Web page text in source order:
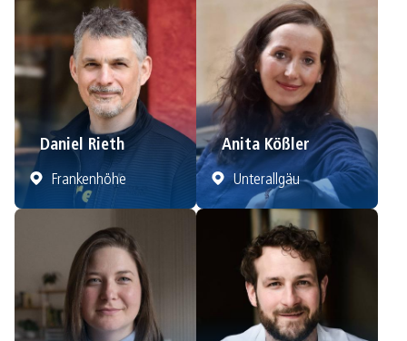
Daniel Rieth
Frankenhöhe
Anita Kößler
Unterallgäu